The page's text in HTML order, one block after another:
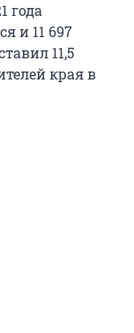
года
и 11 697
11,5
края в